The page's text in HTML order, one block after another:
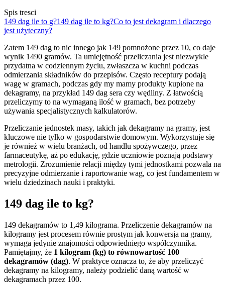
Spis tresci
149 dag ile to g?149 dag ile to kg?Co to jest dekagram i dlaczego
jest użyteczny?
Zatem 149 dag to nic innego jak 149 pomnożone przez 10, co daje
wynik 1490 gramów. Ta umiejętność przeliczania jest niezwykle
przydatna w codziennym życiu, zwłaszcza w kuchni podczas
odmierzania składników do przepisów. Często receptury podają
wagę w gramach, podczas gdy my mamy produkty kupione na
dekagramy, na przykład 149 dag sera czy wędliny. Z łatwością
przeliczymy to na wymaganą ilość w gramach, bez potrzeby
używania specjalistycznych kalkulatorów.
Przeliczanie jednostek masy, takich jak dekagramy na gramy, jest
kluczowe nie tylko w gospodarstwie domowym. Wykorzystuje się
je również w wielu branżach, od handlu spożywczego, przez
farmaceutykę, aż po edukację, gdzie uczniowie poznają podstawy
metrologii. Zrozumienie relacji między tymi jednostkami pozwala na
precyzyjne odmierzanie i raportowanie wag, co jest fundamentem w
wielu dziedzinach nauki i praktyki.
149 dag ile to kg?
149 dekagramów to 1,49 kilograma. Przeliczenie dekagramów na
kilogramy jest procesem równie prostym jak konwersja na gramy,
wymaga jedynie znajomości odpowiedniego współczynnika.
Pamiętajmy, że 1 kilogram (kg) to równowartość 100
dekagramów (dag). W praktyce oznacza to, że aby przeliczyć
dekagramy na kilogramy, należy podzielić daną wartość w
dekagramach przez 100.